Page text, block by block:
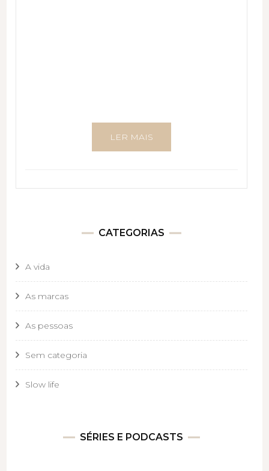
LER MAIS
CATEGORIAS
A vida
As marcas
As pessoas
Sem categoria
Slow life
SÉRIES E PODCASTS